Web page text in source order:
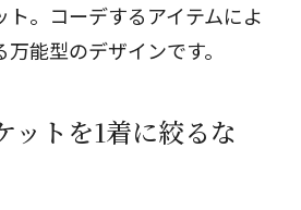
ト。コーデするアイテムによ
能型のデザインです。
ットを1着に絞るな